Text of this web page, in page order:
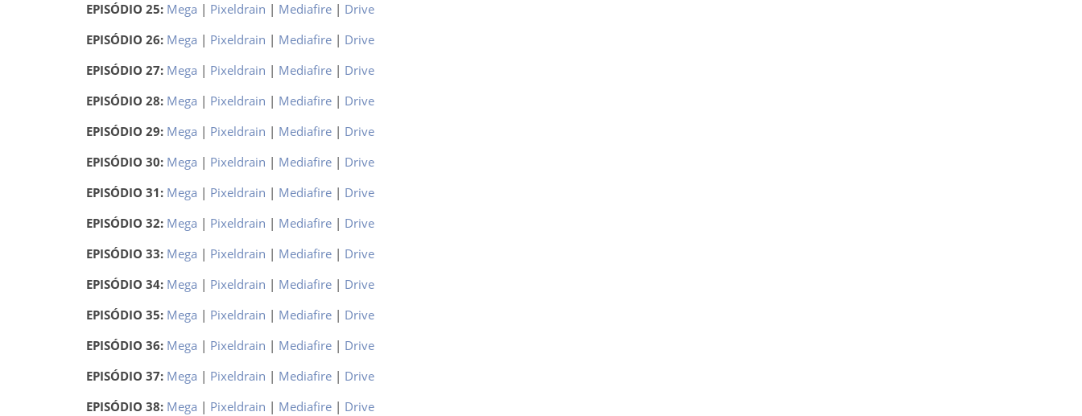
EPISÓDIO 25: Mega | Pixeldrain | Mediafire| Drive
EPISÓDIO 26: Mega | Pixeldrain | Mediafire| Drive
EPISÓDIO 27: Mega | Pixeldrain | Mediafire| Drive
EPISÓDIO 28: Mega | Pixeldrain | Mediafire| Drive
EPISÓDIO 29: Mega | Pixeldrain | Mediafire| Drive
EPISÓDIO 30: Mega | Pixeldrain | Mediafire| Drive
EPISÓDIO 31: Mega | Pixeldrain | Mediafire| Drive
EPISÓDIO 32: Mega | Pixeldrain | Mediafire| Drive
EPISÓDIO 33: Mega | Pixeldrain | Mediafire| Drive
EPISÓDIO 34: Mega | Pixeldrain | Mediafire| Drive
EPISÓDIO 35: Mega | Pixeldrain | Mediafire| Drive
EPISÓDIO 36: Mega | Pixeldrain | Mediafire| Drive
EPISÓDIO 37: Mega | Pixeldrain | Mediafire| Drive
EPISÓDIO 38: Mega | Pixeldrain | Mediafire| Drive